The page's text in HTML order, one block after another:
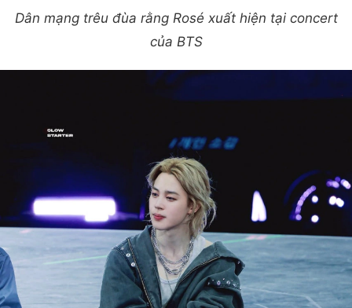
Dân mạng trêu đùa rằng Rosé xuất hiện tại concert
của BTS